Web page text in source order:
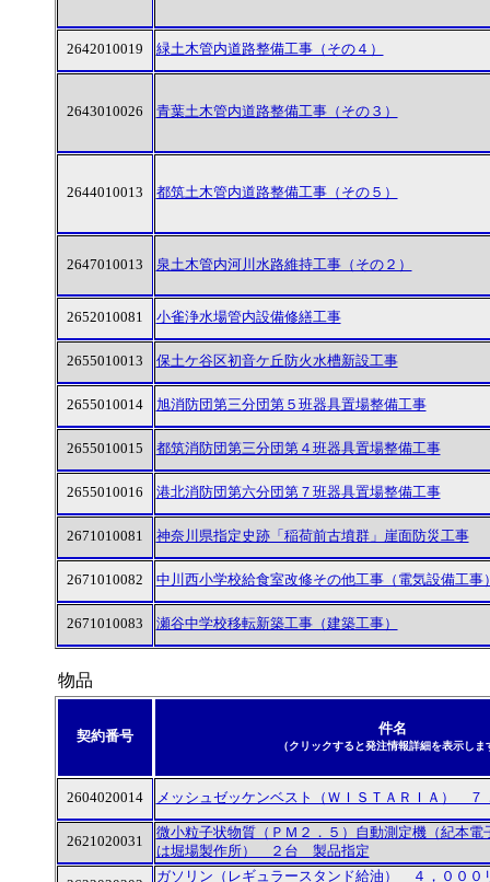
2642010019 緑土木管内道路整備工事（その４）
2643010026 青葉土木管内道路整備工事（その３）
2644010013 都筑土木管内道路整備工事（その５）
2647010013 泉土木管内河川水路維持工事（その２）
2652010081 小雀浄水場管内設備修繕工事
2655010013 保土ケ谷区初音ケ丘防火水槽新設工事
2655010014 旭消防団第三分団第５班器具置場整備工事
2655010015 都筑消防団第三分団第４班器具置場整備工事
2655010016 港北消防団第六分団第７班器具置場整備工事
2671010081 神奈川県指定史跡「稲荷前古墳群」崖面防災工事
2671010082 中川西小学校給食室改修その他工事（電気設備工事
2671010083 瀬谷中学校移転新築工事（建築工事）
物品
契約番号 件名
（クリックすると発注情報詳細を表示しま
2604020014 メッシュゼッケンベスト（ＷＩＳＴＡＲＩＡ）
2621020031
微小粒子状物質（ＰＭ２．５）自動測定機（紀本電
は堀場製作所） ２台 製品指定
ガソリン（レギュラースタンド給油） ４，０００